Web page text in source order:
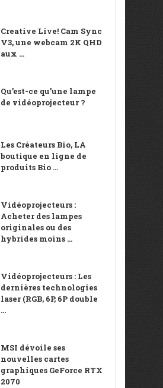
Creative Live! Cam Sync
V3, une webcam 2K QHD
aux ...
Qu’est-ce qu’une lampe
de vidéoprojecteur ?
Les Créateurs Bio, LA
boutique en ligne de
produits Bio ...
Vidéoprojecteurs :
Acheter des lampes
originales ou des
hybrides moins ...
Vidéoprojecteurs : Les
dernières technologies
laser (RGB, 6P, 6P double
...
MSI dévoile ses
nouvelles cartes
graphiques GeForce RTX
2070